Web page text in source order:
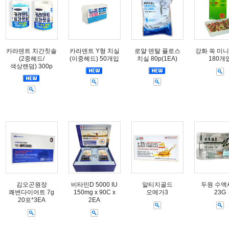
카라덴트 치간칫솔
(2중헤드/
색상랜덤) 300p
카라덴트 Y형 치실
(이중헤드) 50개입
로얄 덴탈 플로스
치실 80p(1EA)
강화 쑥 미
180개
김오곤원장
쾌변다이어트 7g
20포*3EA
비타민D 5000 IU
150mg x 90C x
2EA
알티지골드
오메가3
두원 수액
23G